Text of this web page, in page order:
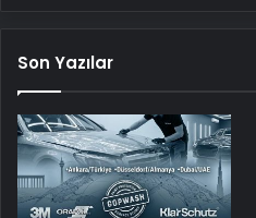
Son Yazılar